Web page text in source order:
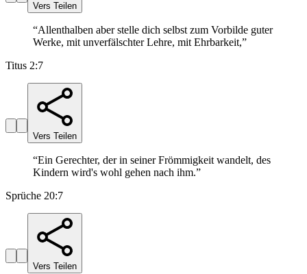
Vers Teilen
“Allenthalben aber stelle dich selbst zum Vorbilde guter
Werke, mit unverfälschter Lehre, mit Ehrbarkeit,”
Titus 2:7
Vers Teilen
“Ein Gerechter, der in seiner Frömmigkeit wandelt, des
Kindern wird's wohl gehen nach ihm.”
Sprüche 20:7
Vers Teilen